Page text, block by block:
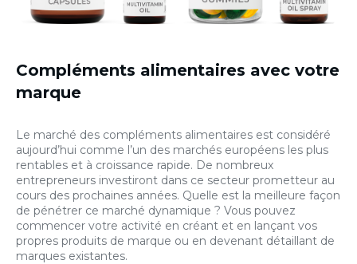
Compléments alimentaires avec votre
marque
Le marché des compléments alimentaires est considéré
aujourd’hui comme l’un des marchés européens les plus
rentables et à croissance rapide. De nombreux
entrepreneurs investiront dans ce secteur prometteur au
cours des prochaines années. Quelle est la meilleure façon
de pénétrer ce marché dynamique ? Vous pouvez
commencer votre activité en créant et en lançant vos
propres produits de marque ou en devenant détaillant de
marques existantes.